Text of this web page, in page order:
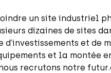
un site industriel
dizaines de sites
d’investissements et
et la montée
recrutons notre